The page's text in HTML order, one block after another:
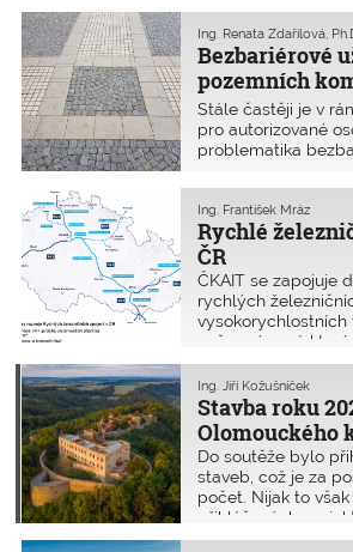
„vystoupit“ z anonymity a přihlásit se
využít aplikaci dálkový přístup do
Bezbariérové
pozemních
materiály
Ing. Renata Zdařilová,
Stále častěji je v
pro autorizované
problematika
prostranství, a to v
hmatových úprav a
základny.
Rychlé
ČR
Ing. František Mráz
ČKAIT se zapojuje
rychlých
vysokorychlostních
našem území,
vláda.
Stavba roku
Olomouckého
Ing. Jiří Kožušníček
Do soutěže bylo
staveb, což je za
počet. Nijak to
přihlášených
kvalitní a zajímavé